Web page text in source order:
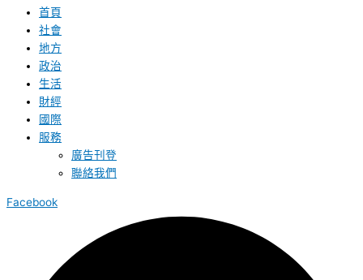
首頁
社會
地方
政治
生活
財經
國際
服務
廣告刊登
聯絡我們
Facebook